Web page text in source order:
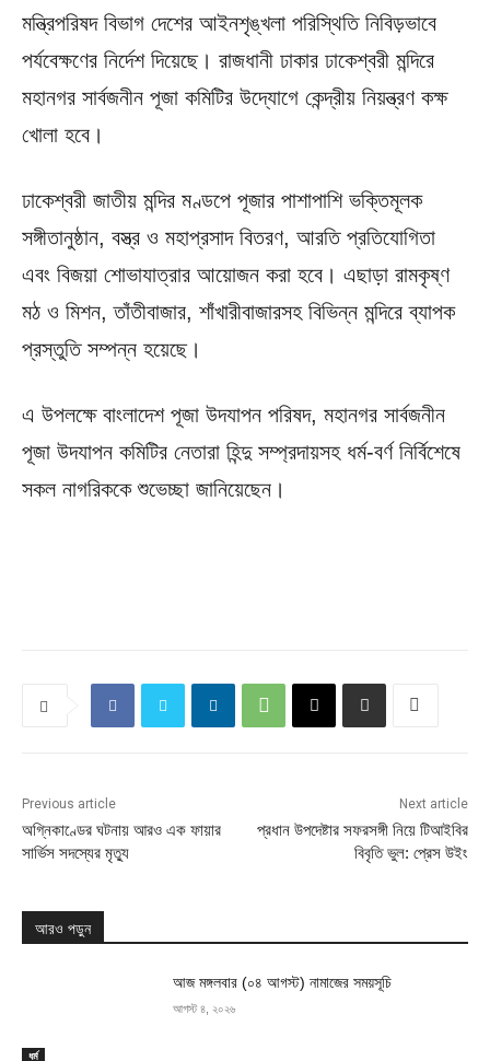
মন্ত্রিপরিষদ বিভাগ দেশের আইনশৃঙ্খলা পরিস্থিতি নিবিড়ভাবে
পর্যবেক্ষণের নির্দেশ দিয়েছে। রাজধানী ঢাকার ঢাকেশ্বরী মন্দিরে
মহানগর সার্বজনীন পূজা কমিটির উদ্যোগে কেন্দ্রীয় নিয়ন্ত্রণ কক্ষ
খোলা হবে।
ঢাকেশ্বরী জাতীয় মন্দির মণ্ডপে পূজার পাশাপাশি ভক্তিমূলক
সঙ্গীতানুষ্ঠান, বস্ত্র ও মহাপ্রসাদ বিতরণ, আরতি প্রতিযোগিতা
এবং বিজয়া শোভাযাত্রার আয়োজন করা হবে। এছাড়া রামকৃষ্ণ
মঠ ও মিশন, তাঁতীবাজার, শাঁখারীবাজারসহ বিভিন্ন মন্দিরে ব্যাপক
প্রস্তুতি সম্পন্ন হয়েছে।
এ উপলক্ষে বাংলাদেশ পূজা উদযাপন পরিষদ, মহানগর সার্বজনীন
পূজা উদযাপন কমিটির নেতারা হিন্দু সম্প্রদায়সহ ধর্ম-বর্ণ নির্বিশেষে
সকল নাগরিককে শুভেচ্ছা জানিয়েছেন।
Previous article
অগ্নিকাণ্ডের ঘটনায় আরও এক ফায়ার
সার্ভিস সদস্যের মৃত্যু
Next article
প্রধান উপদেষ্টার সফরসঙ্গী নিয়ে টিআইবির
বিবৃতি ভুল: প্রেস উইং
আরও পড়ুন
ধর্ম
আজ মঙ্গলবার (০৪ আগস্ট) নামাজের সময়সূচি
আগস্ট ৪, ২০২৬